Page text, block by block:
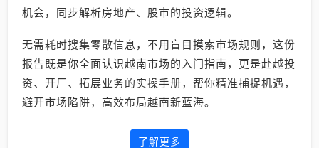
机会，同步解析房地产、股市的投资逻辑。
无需耗时搜集零散信息，不用盲目摸索市场规则，这份
报告既是你全面认识越南市场的入门指南，更是赴越投
资、开厂、拓展业务的实操手册，帮你精准捕捉机遇，
避开市场陷阱，高效布局越南新蓝海。
了解更多